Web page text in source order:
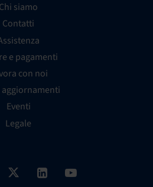
Chi siamo
Contatti
e pagamenti
con noi
Eventi
Legale